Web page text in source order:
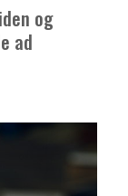
og
ad